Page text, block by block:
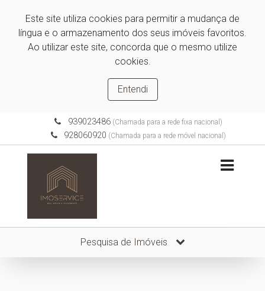
Este site utiliza cookies para permitir a mudança de
língua e o armazenamento dos seus imóveis favoritos.
Ao utilizar este site, concorda que o mesmo utilize
cookies.
Entendi
939023486(Chamada para a rede fixa nacional)
928060920 (Chamada para a rede móvel nacional)
Pesquisa de Imóveis